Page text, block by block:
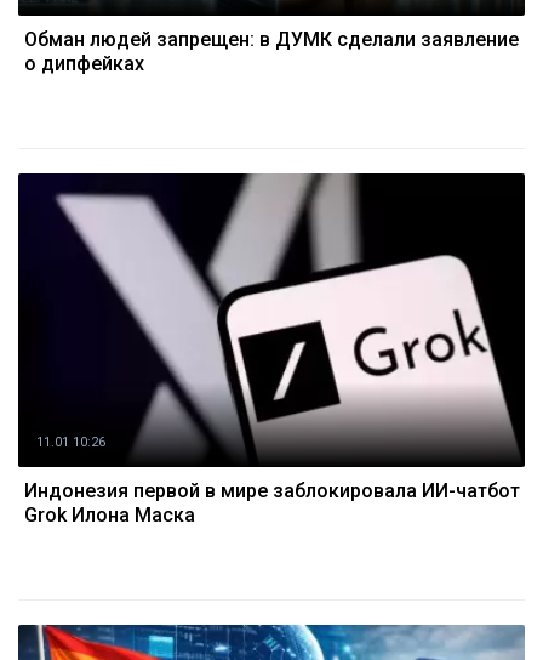
Обман людей запрещен: в ДУМК сделали заявление
о дипфейках
11.01 10:26
Индонезия первой в мире заблокировала ИИ-чатбот
Grok Илона Маска